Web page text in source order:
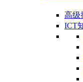
高级
ICT